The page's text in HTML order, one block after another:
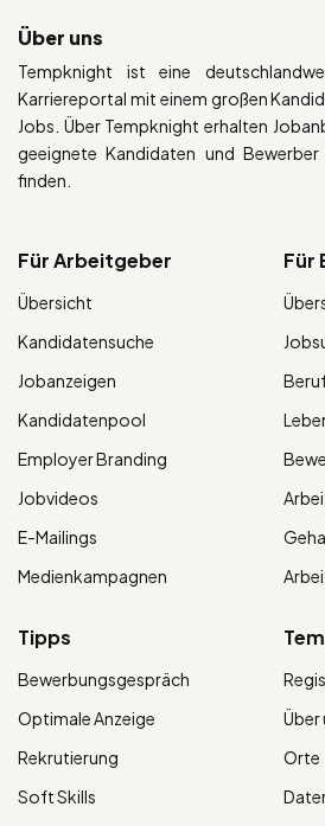
Über uns
Tempknight ist eine
Karriereportal mit einem großen
Jobs. Über Tempknight erhalten
geeignete Kandidaten und
finden.
Für Arbeitgeber
Übersicht
Kandidatensuche
Jobanzeigen
Kandidatenpool
Employer Branding
Jobvideos
E-Mailings
Medienkampagnen
Für
Tipps
Bewerbungsgespräch
Optimale Anzeige
Rekrutierung
Soft Skills
Über
Orte